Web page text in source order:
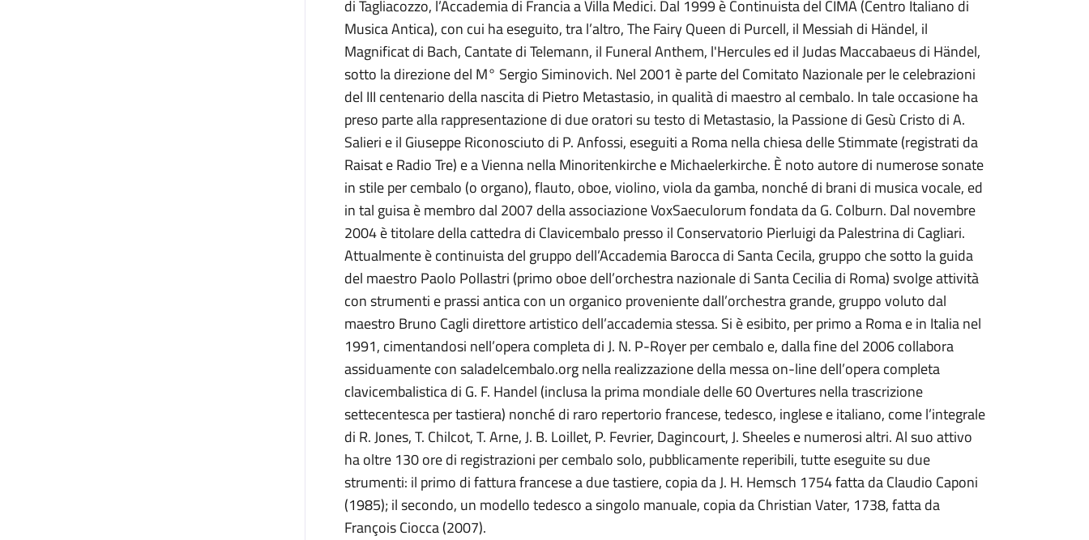
di Tagliacozzo, l’Accademia di Francia a Villa Medici. Dal 1999 è Continuista del CIMA (Centro Italiano di
Musica Antica), con cui ha eseguito, tra l’altro, The Fairy Queen di Purcell, il Messiah di Händel, il
Magnificat di Bach, Cantate di Telemann, il Funeral Anthem, l'Hercules ed il Judas Maccabaeus di Händel,
sotto la direzione del M° Sergio Siminovich. Nel 2001 è parte del Comitato Nazionale per le celebrazioni
del III centenario della nascita di Pietro Metastasio, in qualità di maestro al cembalo. In tale occasione ha
preso parte alla rappresentazione di due oratori su testo di Metastasio, la Passione di Gesù Cristo di A.
Salieri e il Giuseppe Riconosciuto di P. Anfossi, eseguiti a Roma nella chiesa delle Stimmate (registrati da
Raisat e Radio Tre) e a Vienna nella Minoritenkirche e Michaelerkirche. È noto autore di numerose sonate
in stile per cembalo (o organo), flauto, oboe, violino, viola da gamba, nonché di brani di musica vocale, ed
in tal guisa è membro dal 2007 della associazione VoxSaeculorum fondata da G. Colburn. Dal novembre
2004 è titolare della cattedra di Clavicembalo presso il Conservatorio Pierluigi da Palestrina di Cagliari.
Attualmente è continuista del gruppo dell’Accademia Barocca di Santa Cecila, gruppo che sotto la guida
del maestro Paolo Pollastri (primo oboe dell’orchestra nazionale di Santa Cecilia di Roma) svolge attività
con strumenti e prassi antica con un organico proveniente dall’orchestra grande, gruppo voluto dal
maestro Bruno Cagli direttore artistico dell’accademia stessa. Si è esibito, per primo a Roma e in Italia nel
1991, cimentandosi nell’opera completa di J. N. P-Royer per cembalo e, dalla fine del 2006 collabora
assiduamente con saladelcembalo.org nella realizzazione della messa on-line dell’opera completa
clavicembalistica di G. F. Handel (inclusa la prima mondiale delle 60 Overtures nella trascrizione
settecentesca per tastiera) nonché di raro repertorio francese, tedesco, inglese e italiano, come l’integrale
di R. Jones, T. Chilcot, T. Arne, J. B. Loillet, P. Fevrier, Dagincourt, J. Sheeles e numerosi altri. Al suo attivo
ha oltre 130 ore di registrazioni per cembalo solo, pubblicamente reperibili, tutte eseguite su due
strumenti: il primo di fattura francese a due tastiere, copia da J. H. Hemsch 1754 fatta da Claudio Caponi
(1985); il secondo, un modello tedesco a singolo manuale, copia da Christian Vater, 1738, fatta da
François Ciocca (2007).